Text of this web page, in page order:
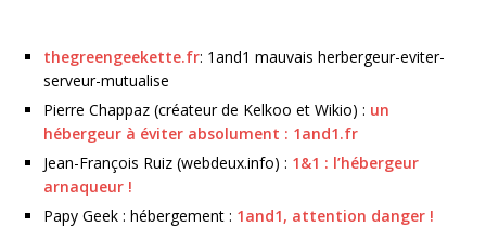
thegreengeekette.fr: 1and1 mauvais herbergeur-eviter-
serveur-mutualise
Pierre Chappaz (créateur de Kelkoo et Wikio) : un
hébergeur à éviter absolument : 1and1.fr
Jean-François Ruiz (webdeux.info) : 1&1 : l’hébergeur
arnaqueur !
Papy Geek : hébergement : 1and1, attention danger !